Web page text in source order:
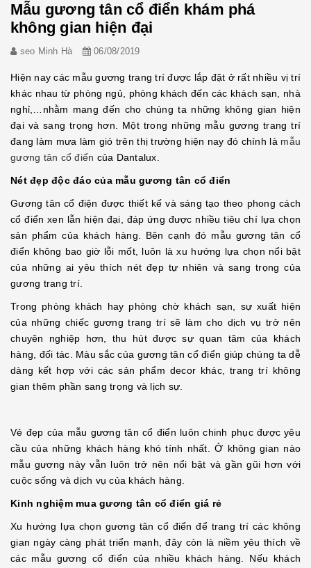
Mẫu gương tân cổ điển khám phá
không gian hiện đại
seo Minh Hà 06/08/2019
Hiện nay các mẫu gương trang trí được lắp đặt ở rất nhiều vị trí
khác nhau từ phòng ngủ, phòng khách đến các khách sạn, nhà
nghỉ,…nhằm mang đến cho chúng ta những không gian hiện
đại và sang trọng hơn. Một trong những mẫu gương trang trí
đang làm mưa làm gió trên thị trường hiện nay đó chính là mẫu
gương tân cổ điển của Dantalux.
Nét đẹp độc đáo của mẫu gương tân cổ điển
Gương tân cổ điện được thiết kế và sáng tạo theo phong cách
cổ điển xen lẫn hiện đại, đáp ứng được nhiều tiêu chí lựa chọn
sản phẩm của khách hàng. Bên cạnh đó mẫu gương tân cổ
điển không bao giờ lỗi mốt, luôn là xu hướng lựa chọn nổi bật
của những ai yêu thích nét đẹp tự nhiên và sang trọng của
gương trang trí.
Trong phòng khách hay phòng chờ khách sạn, sự xuất hiện
của những chiếc gương trang trí sẽ làm cho dịch vụ trở nên
chuyên nghiệp hơn, thu hút được sự quan tâm của khách
hàng, đối tác. Màu sắc của gương tân cổ điển giúp chúng ta dễ
dàng kết hợp với các sản phẩm decor khác, trang trí không
gian thêm phần sang trọng và lịch sự.
Vẻ đẹp của mẫu gương tân cổ điển luôn chinh phục được yêu
cầu của những khách hàng khó tính nhất. Ở không gian nào
mẫu gương này vẫn luôn trở nên nổi bật và gần gũi hơn với
cuộc sống và dịch vụ của khách hàng.
Kinh nghiệm mua gương tân cổ điển giá rẻ
Xu hướng lựa chọn gương tân cổ điển để trang trí các không
gian ngày càng phát triển mạnh, đây còn là niềm yêu thích về
các mẫu gương cổ điển của nhiều khách hàng. Nếu khách